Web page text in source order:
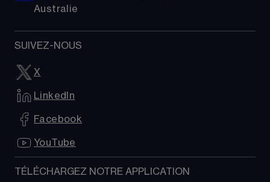
Australie
SUIVEZ-NOUS
X
LinkedIn
Facebook
YouTube
TÉLÉCHARGEZ NOTRE APPLICATION